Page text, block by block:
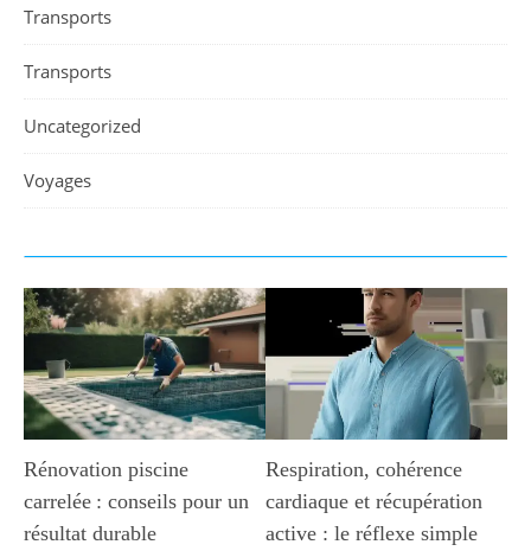
Transports
Transports
Uncategorized
Voyages
Rénovation piscine
carrelée : conseils pour un
résultat durable
Respiration, cohérence
cardiaque et récupération
active : le réflexe simple